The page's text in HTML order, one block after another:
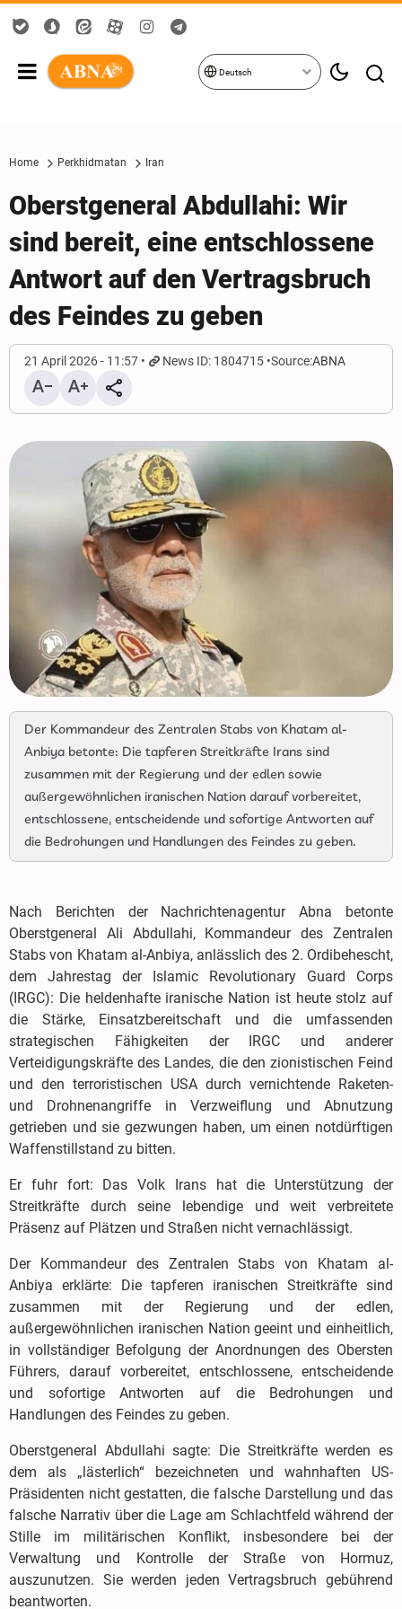
Deutsch
Home Perkhidmatan Iran
Oberstgeneral Abdullahi: Wir
sind bereit, eine entschlossene
Antwort auf den Vertragsbruch
des Feindes zu geben
21 April 2026 - 11:57 News ID: 1804715 Source:ABNA
Der Kommandeur des Zentralen Stabs von Khatam al-
Anbiya betonte: Die tapferen Streitkräfte Irans sind
zusammen mit der Regierung und der edlen sowie
außergewöhnlichen iranischen Nation darauf vorbereitet,
entschlossene, entscheidende und sofortige Antworten auf
die Bedrohungen und Handlungen des Feindes zu geben.
Nach Berichten der Nachrichtenagentur Abna betonte
Oberstgeneral Ali Abdullahi, Kommandeur des Zentralen
Stabs von Khatam al-Anbiya, anlässlich des 2. Ordibehescht,
dem Jahrestag der Islamic Revolutionary Guard Corps
(IRGC): Die heldenhafte iranische Nation ist heute stolz auf
die Stärke, Einsatzbereitschaft und die umfassenden
strategischen Fähigkeiten der IRGC und anderer
Verteidigungskräfte des Landes, die den zionistischen Feind
und den terroristischen USA durch vernichtende Raketen-
und Drohnenangriffe in Verzweiflung und Abnutzung
getrieben und sie gezwungen haben, um einen notdürftigen
Waffenstillstand zu bitten.
Er fuhr fort: Das Volk Irans hat die Unterstützung der
Streitkräfte durch seine lebendige und weit verbreitete
Präsenz auf Plätzen und Straßen nicht vernachlässigt.
Der Kommandeur des Zentralen Stabs von Khatam al-
Anbiya erklärte: Die tapferen iranischen Streitkräfte sind
zusammen mit der Regierung und der edlen,
außergewöhnlichen iranischen Nation geeint und einheitlich,
in vollständiger Befolgung der Anordnungen des Obersten
Führers, darauf vorbereitet, entschlossene, entscheidende
und sofortige Antworten auf die Bedrohungen und
Handlungen des Feindes zu geben.
Oberstgeneral Abdullahi sagte: Die Streitkräfte werden es
dem als „lästerlich“ bezeichneten und wahnhaften US-
Präsidenten nicht gestatten, die falsche Darstellung und das
falsche Narrativ über die Lage am Schlachtfeld während der
Stille im militärischen Konflikt, insbesondere bei der
Verwaltung und Kontrolle der Straße von Hormuz,
auszunutzen. Sie werden jeden Vertragsbruch gebührend
beantworten.